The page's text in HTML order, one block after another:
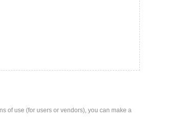
of use (for users or vendors), you can make a